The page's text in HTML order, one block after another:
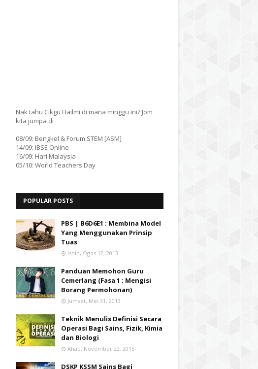
Nak tahu Cikgu Hailmi di mana minggu ini? Jom
kita jumpa di
08/09: Bengkel & Forum STEM [ASM]
14/09: IBSE Online
16/09: Hari Malaysia
05/10: World Teachers Day
POPULAR POSTS
PBS | B6D6E1 : Membina Model
Yang Menggunakan Prinsip
Tuas
Isnin, Ogos 12, 2013
Panduan Memohon Guru
Cemerlang (Fasa 1 : Mengisi
Borang Permohonan)
Jumaat, Mei 31, 2013
Teknik Menulis Definisi Secara
Operasi Bagi Sains, Fizik, Kimia
dan Biologi
Ahad, November 22, 2015
DSKP KSSM Sains Bagi